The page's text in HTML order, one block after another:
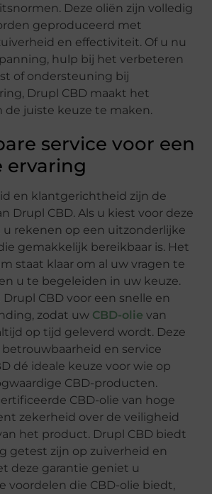
Deze oliën zijn volledig
geproduceerd met
en effectiviteit. Of u nu
hulp bij het verbeteren
of ondersteuning bij
Drupl CBD maakt het
de juiste keuze te maken.
service voor een
ervaring
en klantgerichtheid zijn de
Drupl CBD. Als u kiest voor deze
u rekenen op een uitzonderlijke
gemakkelijk bereikbaar is. Het
staat klaar om al uw vragen te
u te begeleiden in uw keuze.
CBD voor een snelle en
zodat uw CBD-olie van
op tijd geleverd wordt. Deze
en service
dé ideale keuze voor wie op
CBD-producten.
CBD-olie van hoge
zekerheid over de veiligheid
het product. Drupl CBD biedt
getest zijn op zuiverheid en
deze garantie geniet u
voordelen die CBD-olie biedt,